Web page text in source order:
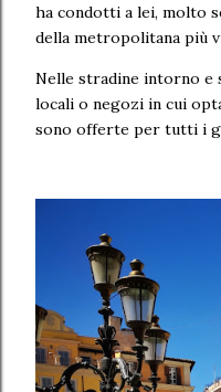
ha condotti a lei, molto
della metropolitana più
Nelle stradine intorno e
locali o negozi in cui
sono offerte per tutti i